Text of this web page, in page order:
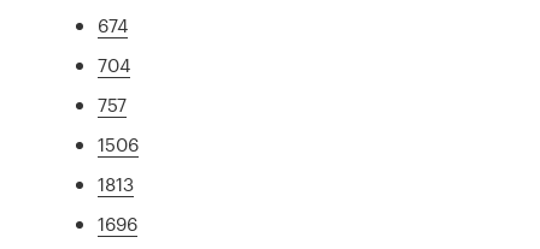
674
704
757
1506
1813
1696